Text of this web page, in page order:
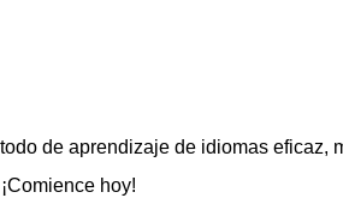
de aprendizaje de idiomas eficaz,
hoy!